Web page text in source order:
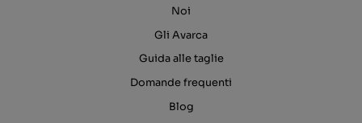
Noi
Gli Avarca
Guida alle taglie
Domande frequenti
Blog